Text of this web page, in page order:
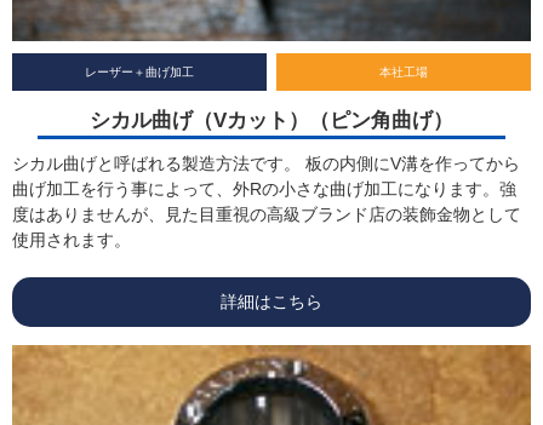
レーザー＋曲げ加工 本社工場
シカル曲げ（Vカット）（ピン角曲げ）
シカル曲げと呼ばれる製造方法です。 板の内側にV溝を作ってから
曲げ加工を行う事によって、外Rの小さな曲げ加工になります。強
度はありませんが、見た目重視の高級ブランド店の装飾金物として
使用されます。
詳細はこちら